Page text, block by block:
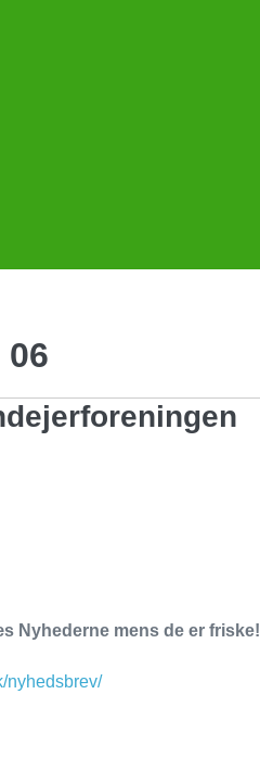
Nyhederne mens de er friske!
nyhedsbrev/